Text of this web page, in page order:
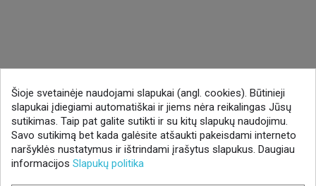
Šioje svetainėje naudojami slapukai (angl. cookies). Būtinieji
slapukai įdiegiami automatiškai ir jiems nėra reikalingas Jūsų
sutikimas. Taip pat galite sutikti ir su kitų slapukų naudojimu.
Savo sutikimą bet kada galėsite atšaukti pakeisdami interneto
naršyklės nustatymus ir ištrindami įrašytus slapukus. Daugiau
informacijos Slapukų politika